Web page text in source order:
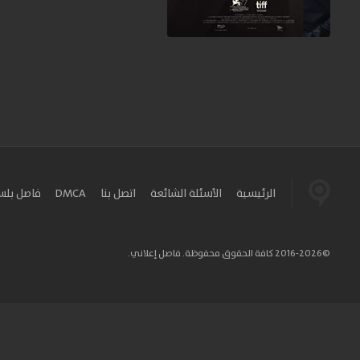
الرئيسية الأسئلة الشائعة اتصل بنا DMCA فاصل
©2016-2026 كافة الحقوق محفوظة. فاصل إعلاني.